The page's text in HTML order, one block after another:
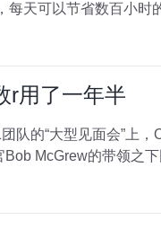
，每天可以节省数百小
r用了一年半
的“大型见面会”上，
McGrew的带领之